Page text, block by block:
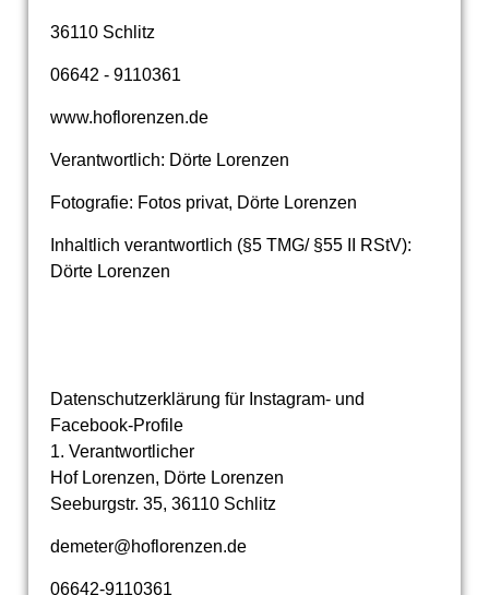
36110 Schlitz
06642 - 9110361
www.hoflorenzen.de
Verantwortlich: Dörte Lorenzen
Fotografie: Fotos privat, Dörte Lorenzen
Inhaltlich verantwortlich (§5 TMG/ §55 II RStV):
Dörte Lorenzen
Datenschutzerklärung für Instagram- und
Facebook-Profile
1. Verantwortlicher
Hof Lorenzen, Dörte Lorenzen
Seeburgstr. 35, 36110 Schlitz
demeter@hoflorenzen.de
06642-9110361